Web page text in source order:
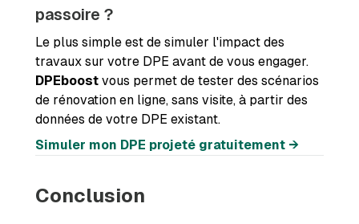
passoire ?
Le plus simple est de simuler l'impact des
travaux sur votre DPE avant de vous engager.
DPEboost vous permet de tester des scénarios
de rénovation en ligne, sans visite, à partir des
données de votre DPE existant.
Simuler mon DPE projeté gratuitement →
Conclusion